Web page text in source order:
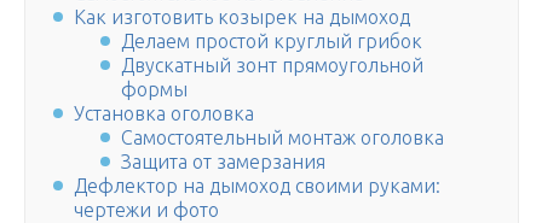
Как изготовить козырек на дымоход
Делаем простой круглый грибок
Двускатный зонт прямоугольной
формы
Установка оголовка
Самостоятельный монтаж оголовка
Защита от замерзания
Дефлектор на дымоход своими руками:
чертежи и фото